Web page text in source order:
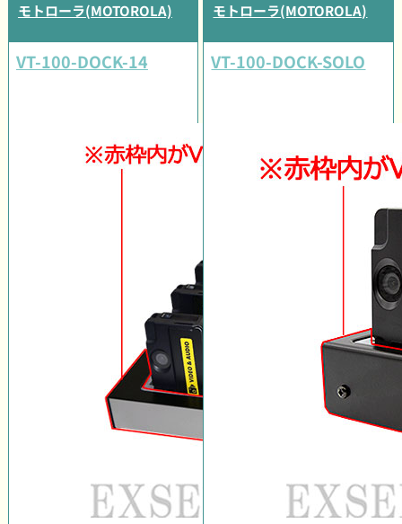
モトローラ(MOTOROLA)
VT-100-DOCK-14
モトローラ(MOTOROLA)
VT-100-DOCK-SOLO